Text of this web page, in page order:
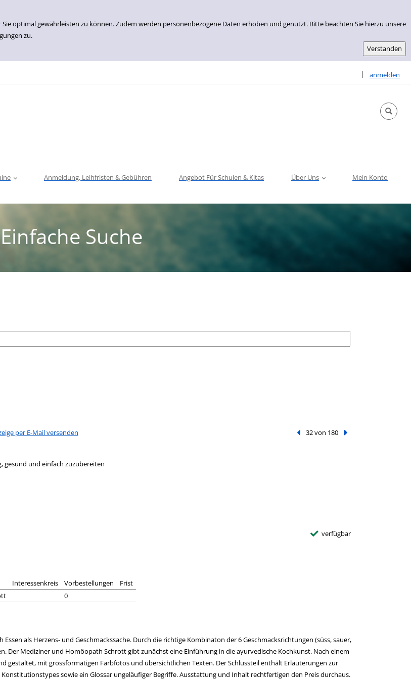
optimal gewährleisten zu können. Zudem werden personenbezogene Daten erhoben und genutzt. Bitte beachten Sie hierzu unsere
zu.
| anmelden
Sprache
Anmeldung, Leihfristen & Gebühren Angebot Für Schulen & Kitas Über Uns Mein Konto
Einfache Suche
suchen wollen.
per E-Mail versenden Vorheriger Treffer
32 von 180 Nächster Treffer
gesund und einfach zuzubereiten
verfügbar
Interessenkreis Vorbestellungen
Frist
0
als Herzens- und Geschmackssache. Durch die richtige Kombinaton der 6 Geschmacksrichtungen (süss, sauer,
Der Mediziner und Homöopath Schrott gibt zunächst eine Einführung in die ayurvedische Kochkunst. Nach einem
gestaltet, mit grossformatigen Farbfotos und übersichtlichen Texten. Der Schlussteil enthält Erläuterungen zur
sowie ein Glossar ungeläufiger Begriffe. Ausstattung und Inhalt rechtfertigen den Preis durchaus.